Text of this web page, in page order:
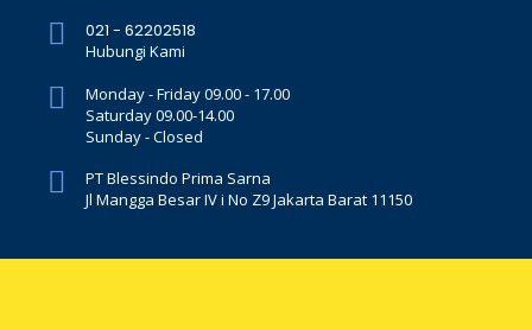
021 - 62202518
Hubungi Kami
Monday - Friday 09.00 - 17.00
Saturday 09.00-14.00
Sunday - Closed
PT Blessindo Prima Sarna
Jl Mangga Besar IV i No Z9 Jakarta Barat 11150